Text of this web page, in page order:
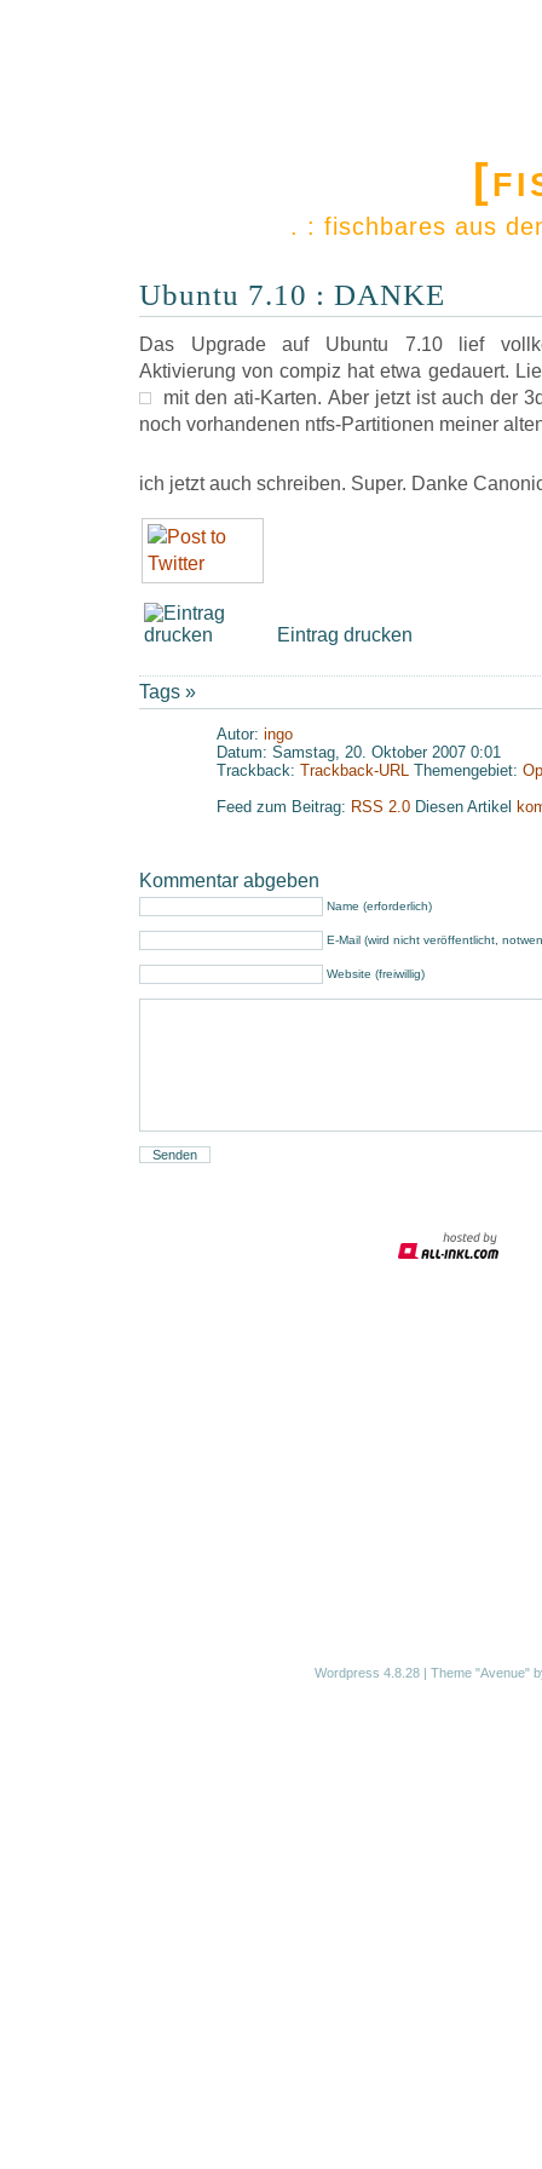
. : fischbares aus
Ubuntu 7.10 : DANKE
Das Upgrade auf Ubuntu 7.10 lief
Aktivierung von compiz hat etwa gedauert.
mit den ati-Karten. Aber jetzt ist auch der
noch vorhandenen ntfs-Partitionen meiner
ich jetzt auch schreiben. Super. Danke
Eintrag drucken
Tags »
Autor: ingo
Datum: Samstag, 20. Oktober 2007 0:01
Trackback: Trackback-URL Themengebiet:
Feed zum Beitrag: RSS 2.0 Diesen Artikel
Kommentar abgeben
Name (erforderlich)
E-Mail (wird nicht veröffentlicht,
Website (freiwillig)
Wordpress 4.8.28 | Theme "Avenue"